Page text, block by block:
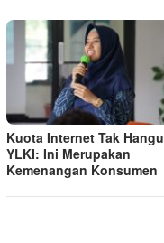
Kuota Internet Tak
YLKI: Ini Merupakan
Kemenangan Konsumen